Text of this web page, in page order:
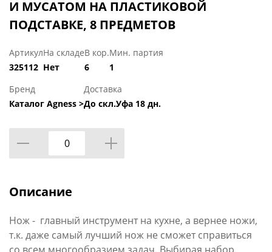
И МУСАТОМ НА ПЛАСТИКОВОЙ
ПОДСТАВКЕ, 8 ПРЕДМЕТОВ
Артикул
325112
На складе
Нет
В кор.
6
Мин. партия
1
Бренд
Каталог Agness >
Доставка
До скл.Уфа 18 дн.
Описание
Нож - главный инструмент на кухне, а вернее ножи,
т.к. даже самый лучший нож не сможет справиться